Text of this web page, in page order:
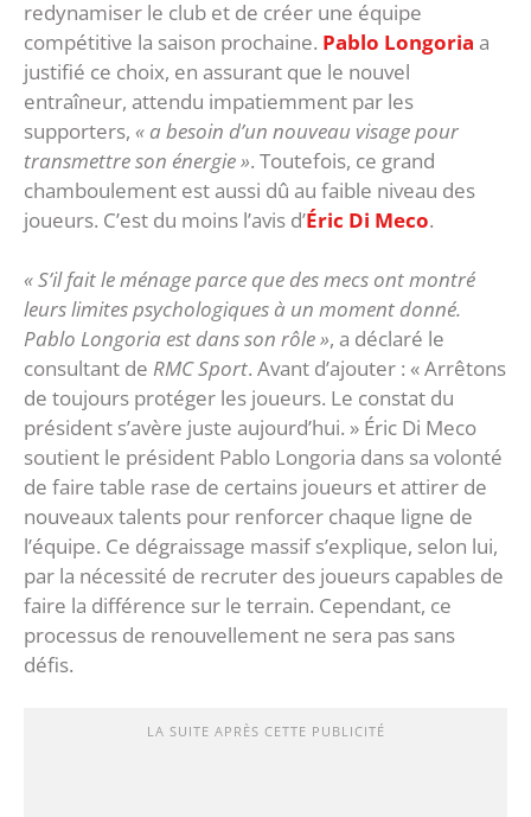
redynamiser le club et de créer une équipe
compétitive la saison prochaine. Pablo Longoria a
justifié ce choix, en assurant que le nouvel
entraîneur, attendu impatiemment par les
supporters, « a besoin d’un nouveau visage pour
transmettre son énergie ». Toutefois, ce grand
chamboulement est aussi dû au faible niveau des
joueurs. C’est du moins l’avis d’Éric Di Meco.
« S’il fait le ménage parce que des mecs ont montré
leurs limites psychologiques à un moment donné.
Pablo Longoria est dans son rôle », a déclaré le
consultant de RMC Sport. Avant d’ajouter : « Arrêtons
de toujours protéger les joueurs. Le constat du
président s’avère juste aujourd’hui. » Éric Di Meco
soutient le président Pablo Longoria dans sa volonté
de faire table rase de certains joueurs et attirer de
nouveaux talents pour renforcer chaque ligne de
l’équipe. Ce dégraissage massif s’explique, selon lui,
par la nécessité de recruter des joueurs capables de
faire la différence sur le terrain. Cependant, ce
processus de renouvellement ne sera pas sans
défis.
LA SUITE APRÈS CETTE PUBLICITÉ